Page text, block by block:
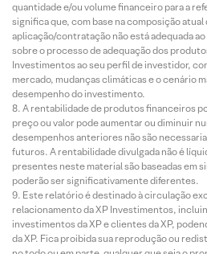
quantidade e/ou volume financeiro para a
significa que, com base na composição
aplicação/contratação não está adequada
sobre o processo de adequação dos
Investimentos ao seu perfil de investidor,
mercado, mudanças climáticas e o cenário
desempenho do investimento.
A rentabilidade de produtos financeiros
preço ou valor pode aumentar ou diminuir
desempenhos anteriores não são
futuros. A rentabilidade divulgada não é
presentes neste material são baseadas em
poderão ser significativamente diferentes.
Este relatório é destinado à circulação
relacionamento da XP Investimentos,
investimentos da XP e clientes da XP,
da XP. Fica proibida sua reprodução ou